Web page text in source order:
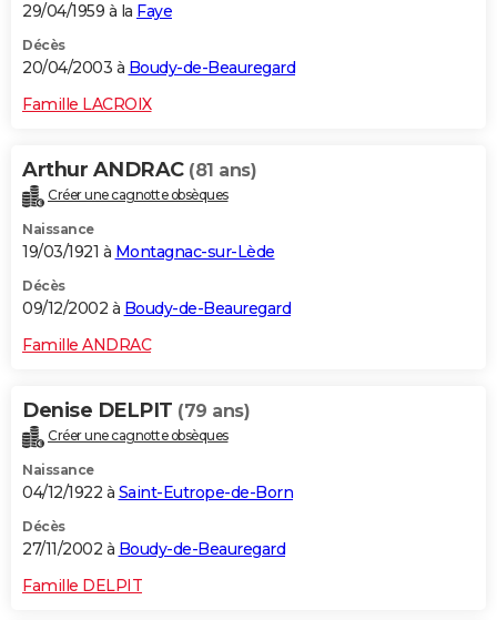
29/04/1959 à la Faye
Décès
20/04/2003 à Boudy-de-Beauregard
Famille LACROIX
Arthur ANDRAC (81 ans)
Créer une cagnotte obsèques
Naissance
19/03/1921 à Montagnac-sur-Lède
Décès
09/12/2002 à Boudy-de-Beauregard
Famille ANDRAC
Denise DELPIT (79 ans)
Créer une cagnotte obsèques
Naissance
04/12/1922 à Saint-Eutrope-de-Born
Décès
27/11/2002 à Boudy-de-Beauregard
Famille DELPIT